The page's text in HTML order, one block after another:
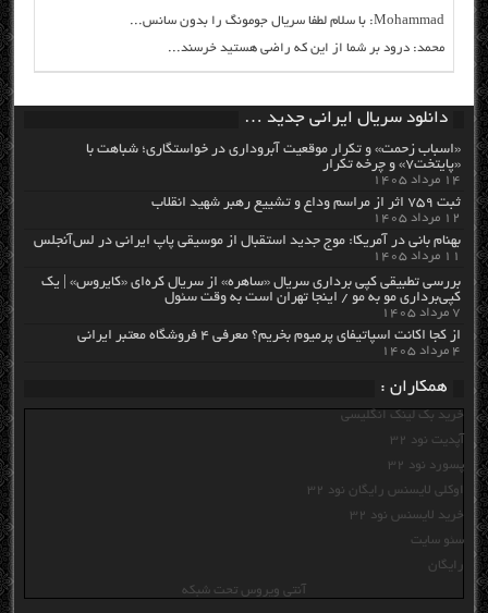
Mohammad: با سلام لطفا سریال جومونگ را بدون سانس...
محمد: درود بر شما از این که راضی هستید خرسند...
دانلود سریال ایرانی جدید …
«اسباب زحمت» و تکرار موقعیت آبروداری در خواستگاری؛ شباهت با
«پایتخت۷» و چرخه تکرار
۱۴ مرداد ۱۴۰۵
ثبت ۷۵۹ اثر از مراسم وداع و تشییع رهبر شهید انقلاب
۱۲ مرداد ۱۴۰۵
بهنام بانی در آمریکا: موج جدید استقبال از موسیقی پاپ ایرانی در لس‌آنجلس
۱۱ مرداد ۱۴۰۵
بررسی تطبیقی کپی برداری سریال «ساهره» از سریال کره‌ای «کایروس» | یک
کپی‌برداری مو به مو / اینجا تهران است به وقت سئول
۷ مرداد ۱۴۰۵
از کجا اکانت اسپاتیفای پرمیوم بخریم؟ معرفی ۴ فروشگاه معتبر ایرانی
۴ مرداد ۱۴۰۵
همکاران :
خرید بک لینک انگلیسی
آپدیت نود 32
پسورد نود 32
اوکلی لایسنس رایگان نود 32
خرید لایسنس نود 32
سئو سایت
رایگان
آنتی ویروس تحت شبکه